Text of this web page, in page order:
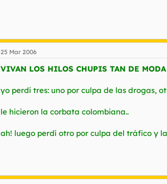
25 Mar 2006
VIVAN LOS HILOS CHUPIS TAN DE
yo perdí tres: uno por culpa de las drogas,
le hicieron la corbata colombiana..
ah! luego perdí otro por culpa del tráfico y